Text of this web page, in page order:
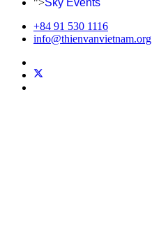
">Sky Events
+84 91 530 1116
info@thienvanvietnam.org